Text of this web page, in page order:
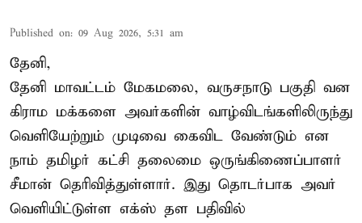
Published on: 09 Aug 2026, 5:31 am
தேனி,
தேனி மாவட்டம் மேகமலை, வருசநாடு பகுதி வன
கிராம மக்களை அவர்களின் வாழ்விடங்களிலிருந்து
வெளியேற்றும் முடிவை கைவிட வேண்டும் என
நாம் தமிழர் கட்சி தலைமை ஒருங்கிணைப்பாளர்
சீமான் தெரிவித்துள்ளார். இது தொடர்பாக அவர்
வெளியிட்டுள்ள எக்ஸ் தள பதிவில்